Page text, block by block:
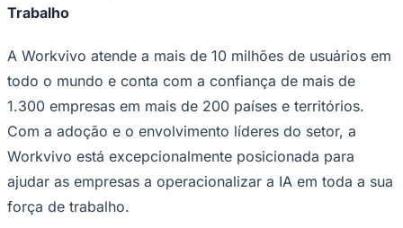
São Paulo
Trabalho
A Workvivo atende a mais de 10 milhões de usuários em
todo o mundo e conta com a confiança de mais de
1.300 empresas em mais de 200 países e territórios.
Com a adoção e o envolvimento líderes do setor, a
Workvivo está excepcionalmente posicionada para
ajudar as empresas a operacionalizar a IA em toda a sua
força de trabalho.